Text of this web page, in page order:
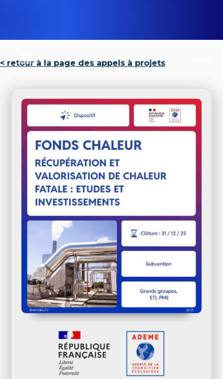
< retour à la page des appels à projets